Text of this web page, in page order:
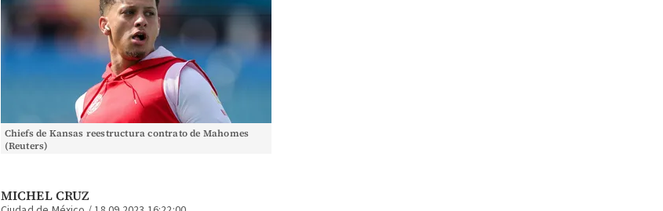
Chiefs de Kansas reestructura contrato de Mahomes
(Reuters)
MICHEL CRUZ